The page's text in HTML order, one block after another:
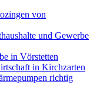
von
und Gewerbe
in Vörstetten
in Kirchzarten
richtig